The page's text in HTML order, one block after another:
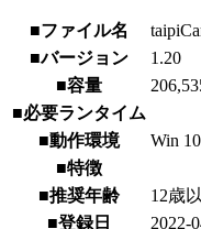
■ファイル名
■バージョン
1.20
■容量
■必要ランタイム
■動作環境
Win
■特徴
■推奨年齢
12歳
■登録日
2022-